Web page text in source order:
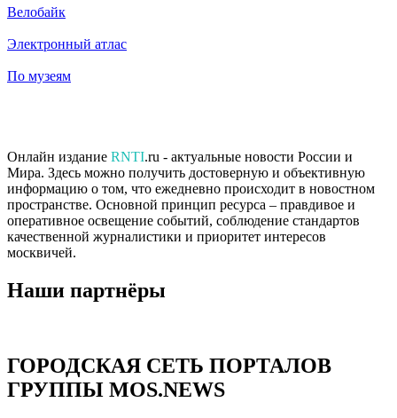
Велобайк
Электронный атлас
По музеям
Онлайн издание RNTI.ru - актуальные новости России и
Мира. Здесь можно получить достоверную и объективную
информацию о том, что ежедневно происходит в новостном
пространстве. Основной принцип ресурса – правдивое и
оперативное освещение событий, соблюдение стандартов
качественной журналистики и приоритет интересов
москвичей.
Наши партнёры
ГОРОДСКАЯ СЕТЬ ПОРТАЛОВ
ГРУППЫ MOS.NEWS